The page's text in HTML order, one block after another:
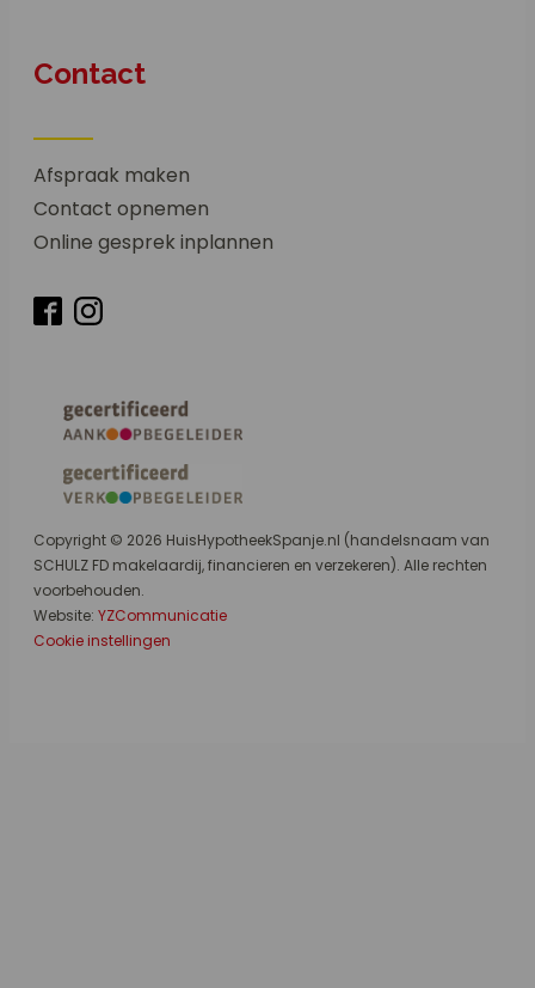
Contact
Afspraak maken
Contact opnemen
Online gesprek inplannen
Copyright © 2026 HuisHypotheekSpanje.nl (handelsnaam van
SCHULZ FD makelaardij, financieren en verzekeren). Alle rechten
voorbehouden.
Website: YZCommunicatie
Cookie instellingen